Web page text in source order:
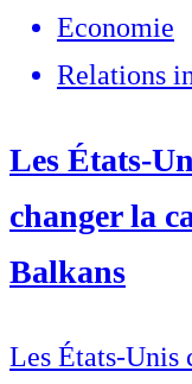
Economie
Relations
Les États-
changer la
Balkans
Les États-Unis